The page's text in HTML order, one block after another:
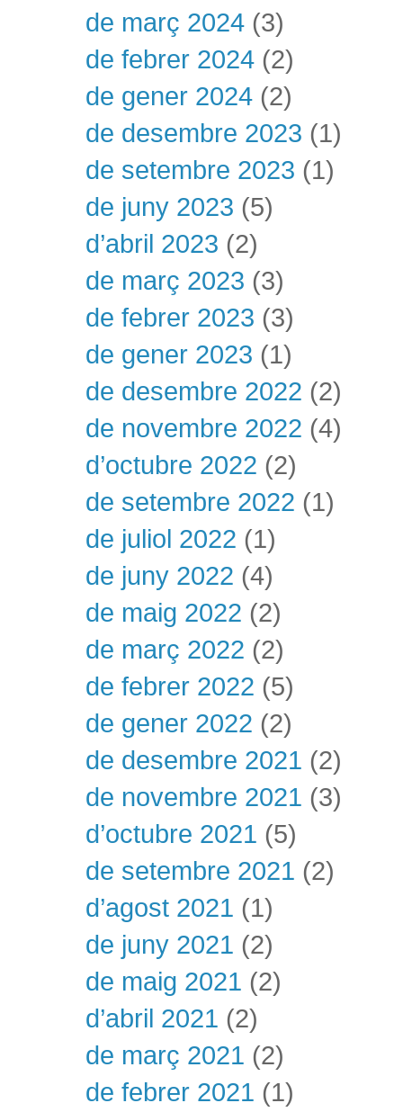
de març 2024 (3)
de febrer 2024 (2)
de gener 2024 (2)
de desembre 2023 (1)
de setembre 2023 (1)
de juny 2023 (5)
d’abril 2023 (2)
de març 2023 (3)
de febrer 2023 (3)
de gener 2023 (1)
de desembre 2022 (2)
de novembre 2022 (4)
d’octubre 2022 (2)
de setembre 2022 (1)
de juliol 2022 (1)
de juny 2022 (4)
de maig 2022 (2)
de març 2022 (2)
de febrer 2022 (5)
de gener 2022 (2)
de desembre 2021 (2)
de novembre 2021 (3)
d’octubre 2021 (5)
de setembre 2021 (2)
d’agost 2021 (1)
de juny 2021 (2)
de maig 2021 (2)
d’abril 2021 (2)
de març 2021 (2)
de febrer 2021 (1)